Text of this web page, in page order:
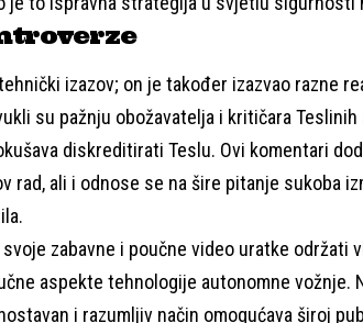
izazov; on je također izazvao razne
su pažnju obožavatelja i kritičara Teslinih
diskreditirati Teslu. Ovi komentari
rad, ali i odnose se na šire pitanje sukoba
zabavne i poučne video uratke održati
aspekte tehnologije autonomne vožnje.
i razumljiv način omogućava široj